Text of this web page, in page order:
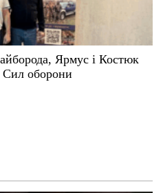
Ярмус і Костюк
Сил оборони